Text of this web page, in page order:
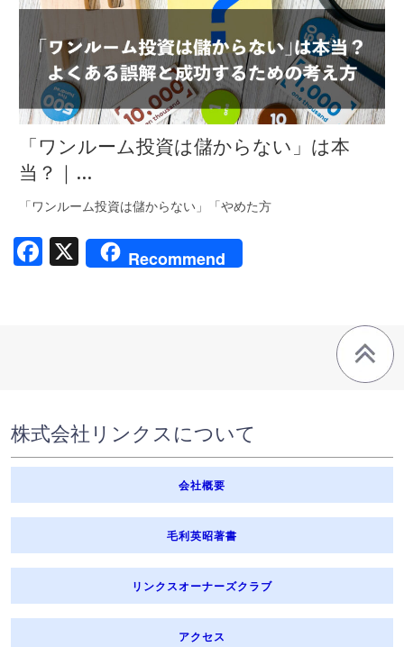
「ワンルーム投資は儲からない」は本
当？｜...
「ワンルーム投資は儲からない」「やめた方
Facebook
X Recommend
株式会社リンクスについて
会社概要
毛利英昭著書
リンクスオーナーズクラブ
アクセス